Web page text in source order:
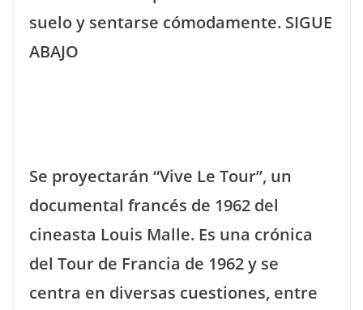
suelo y sentarse cómodamente. SIGUE
ABAJO
Se proyectarán “Vive Le Tour”, un
documental francés de 1962 del
cineasta Louis Malle. Es una crónica
del Tour de Francia de 1962 y se
centra en diversas cuestiones, entre